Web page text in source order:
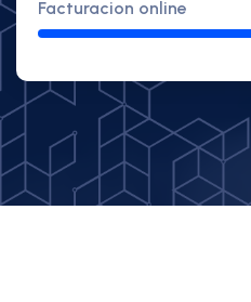
Facturacion online